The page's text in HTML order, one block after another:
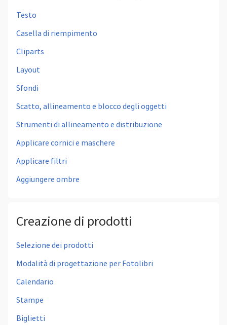
Testo
Casella di riempimento
Cliparts
Layout
Sfondi
Scatto, allineamento e blocco degli oggetti
Strumenti di allineamento e distribuzione
Applicare cornici e maschere
Applicare filtri
Aggiungere ombre
Creazione di prodotti
Selezione dei prodotti
Modalità di progettazione per Fotolibri
Calendario
Stampe
Biglietti